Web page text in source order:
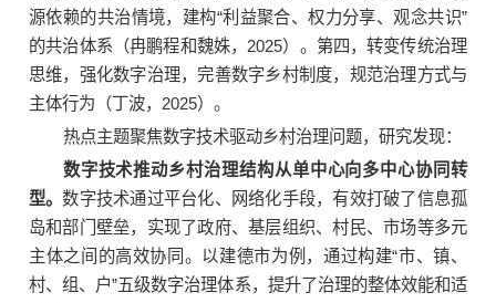
源依赖的共治情境，建构“利益聚合、权力分享、观念共识”
的共治体系（冉鹏程和魏姝，2025）。第四，转变传统治理
思维，强化数字治理，完善数字乡村制度，规范治理方式与
主体行为（丁波，2025）。
热点主题聚焦数字技术驱动乡村治理问题，研究发现：
数字技术推动乡村治理结构从单中心向多中心协同转
型。数字技术通过平台化、网络化手段，有效打破了信息孤
岛和部门壁垒，实现了政府、基层组织、村民、市场等多元
主体之间的高效协同。以建德市为例，通过构建“市、镇、
村、组、户”五级数字治理体系，提升了治理的整体效能和适